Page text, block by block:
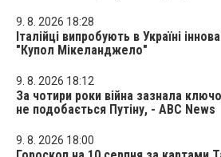
9. 8. 2026 18:28
Італійці випробують в Україні
"Купол Мікеланджело"
9. 8. 2026 18:12
За чотири роки війна зазнала
не подобається Путіну, - ABC News
9. 8. 2026 18:00